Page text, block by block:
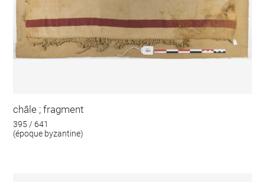
châle ; fragment
395 / 641
(époque byzantine)